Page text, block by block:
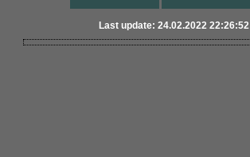
Last update: 24.02.2022 22:26:52